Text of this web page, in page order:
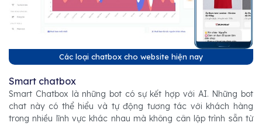
Các loại chatbox cho website hiện nay
Smart chatbox
Smart Chatbox là những bot có sự kết hợp với AI. Những bot
chat này có thể hiểu và tự động tương tác với khách hàng
trong nhiều lĩnh vực khác nhau mà không cân lập trình sẵn từ